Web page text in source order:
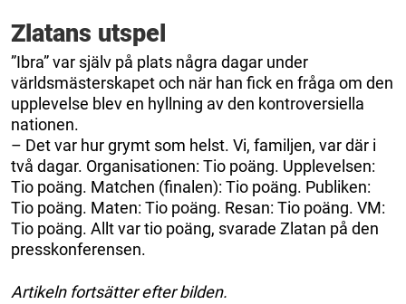
Zlatans utspel
”Ibra” var själv på plats några dagar under
världsmästerskapet och när han fick en fråga om den
upplevelse blev en hyllning av den kontroversiella
nationen.
– Det var hur grymt som helst. Vi, familjen, var där i
två dagar. Organisationen: Tio poäng. Upplevelsen:
Tio poäng. Matchen (finalen): Tio poäng. Publiken:
Tio poäng. Maten: Tio poäng. Resan: Tio poäng. VM:
Tio poäng. Allt var tio poäng, svarade Zlatan på den
presskonferensen.
Artikeln fortsätter efter bilden.